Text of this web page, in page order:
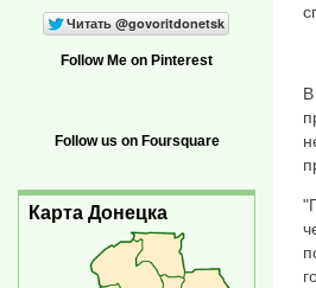
Follow Me on Pinterest
Follow us on Foursquare
Карта Донецка